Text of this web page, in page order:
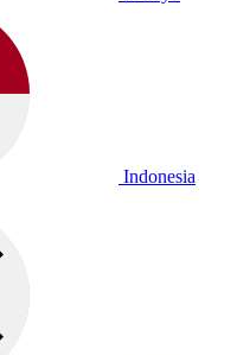
Indonesia